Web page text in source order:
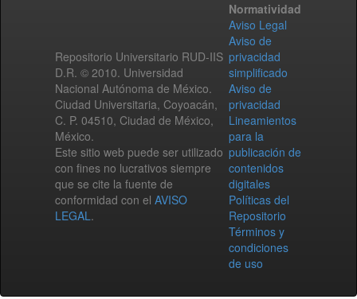
Repositorio Universitario RUD-IIS
D.R. © 2010. Universidad
Nacional Autónoma de México.
Ciudad Universitaria, Coyoacán,
C. P. 04510, Ciudad de México,
México.
Este sitio web puede ser utilizado
con fines no lucrativos siempre
que se cite la fuente de
conformidad con el AVISO
LEGAL.
Normatividad
Aviso Legal
Aviso de
privacidad
simplificado
Aviso de
privacidad
Lineamientos
para la
publicación de
contenidos
digitales
Políticas del
Repositorio
Términos y
condiciones
de uso